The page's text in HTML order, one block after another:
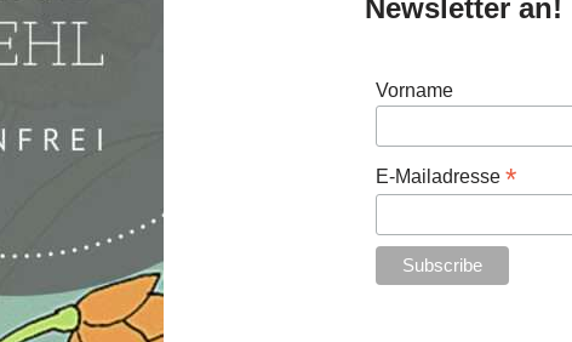
Newsletter an!
Vorname
E-Mailadresse *